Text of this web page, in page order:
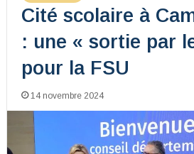
Cité scolaire à
: une « sortie par
pour la FSU
14 novembre 2024